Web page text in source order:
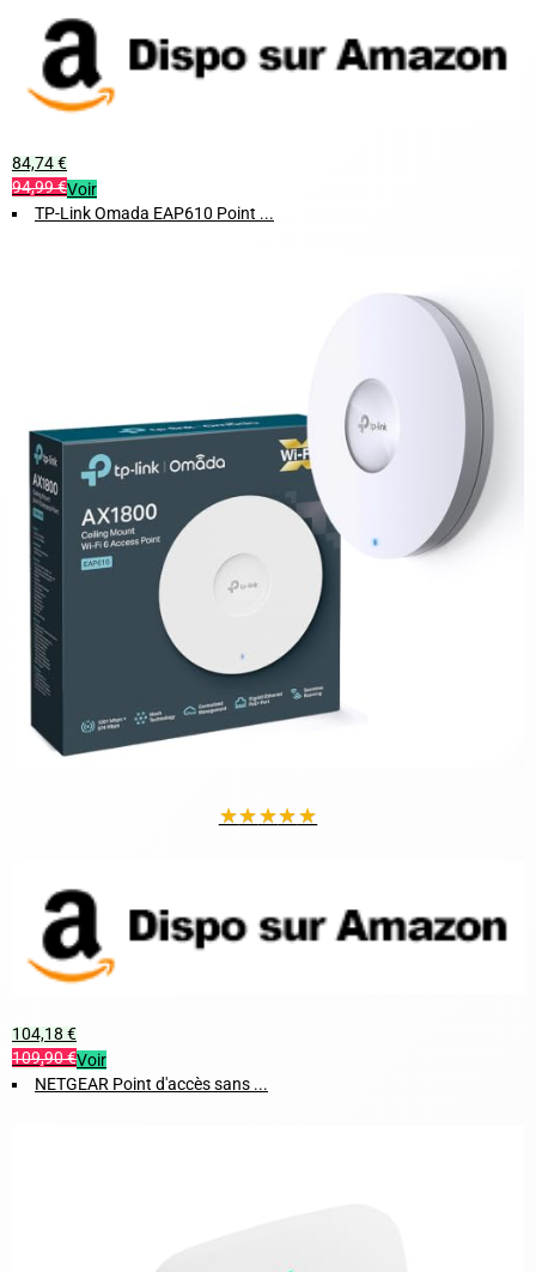
84,74 €
94,99 €Voir
TP-Link Omada EAP610 Point ...
★★★★★
104,18 €
109,90 €Voir
NETGEAR Point d'accès sans ...